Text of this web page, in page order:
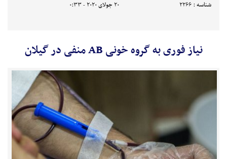
شناسه : 2266 20 جولای 2020 - 0:33
نیاز فوری به گروه خونی AB منفی در گیلان